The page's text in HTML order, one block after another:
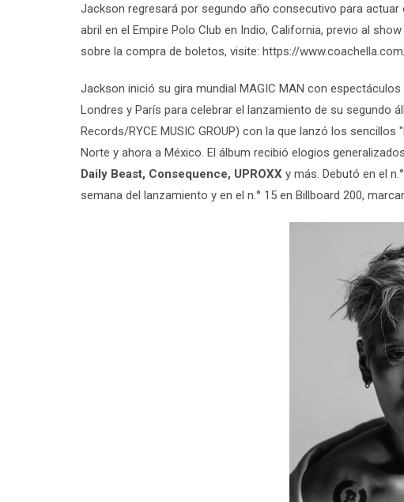
Jackson regresará por segundo año consecutivo para actuar
abril en el Empire Polo Club en Indio, California, previo al
sobre la compra de boletos, visite: https://
Jackson inició su gira mundial MAGIC MAN con
Londres y París para celebrar el lanzamiento de su segundo
Records/RYCE MUSIC GROUP) con la que lanzó los sencillos "
Norte y ahora a México. El álbum recibió elogios
Daily Beast, Consequence, UPROXX y más. Debutó en el
semana del lanzamiento y en el n.° 15 en Billboard 200,